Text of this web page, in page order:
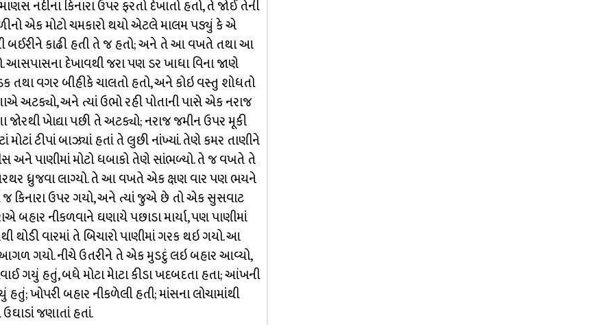
નદીના કિનારા ઉપર ફરતો દેખાતો હતો, તે જોઈ તેની
એક મોટો ચમકારો થયો એટલે માલમ પડ્યું કે એ
બઈરીને કાઢી હતી તે જ હતો; અને તે આ વખતે તથા આ
દેખાવથી જરા પણ ડર ખાધા વિના જાણે
તથા વગર બીહીકે ચાલતો હતો, અને કોઇ વસ્તુ શોધતો
અટક્યો, અને ત્યાં ઉભો રહી પોતાની પાસે એક નરાજ
ખેાદ્યા પછી તે અટક્યો; નરાજ જમીન ઉપર મૂકી
મોટાં ટીપાં બાઝ્યાં હતાં તે લુછી નાંખ્યાં. તેણે કમર તાણીને
અને પાણીમાં મોટો ધબાકો તેણે સાંભળ્યો. તે જ વખતે તે
ધ્રુજવા લાગ્યો. તે આ વખતે એક ક્ષણ વાર પણ ભયને
જ કિનારા ઉપર ગયો, અને ત્યાં જુએ છે તો એક સુસવાટ
બહાર નીકળવાને ઘણાયે પછાડા માર્યા, પણ પાણીમાં
થોડી વારમાં તે બિચારો પાણીમાં ગરક થઇ ગયો. આ
ગયો. નીચે ઉતરીને તે એક મુડદું લઇ બહાર આવ્યો,
ગયું હતું, બધે મોટા મેાટા કીડા ખદબદતા હતા; આંખની
ખોપરી બહાર નીકળેલી હતી; માંસના લોચામાંથી
જણાતાં હતાં.